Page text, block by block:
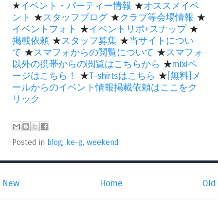
★イベント・パーティー情報 ★オススメイベ
ント ★スタッフブログ ★クラブ等会場情報 ★
イベントフォト ★イベントリポ+スナップ★
掲載依頼 ★スタッフ募集 ★当サイトについ
て ★スマフォからの閲覧について ★スマフォ
以外の携帯からの閲覧はこちらから ★mixiペ
ージはこちら！
★T-shirtsはこちら ★[無料]メ
ールからのイベント情報掲載依頼はここをク
リック
Posted in blog, ke-g, weekend
New Old
Home